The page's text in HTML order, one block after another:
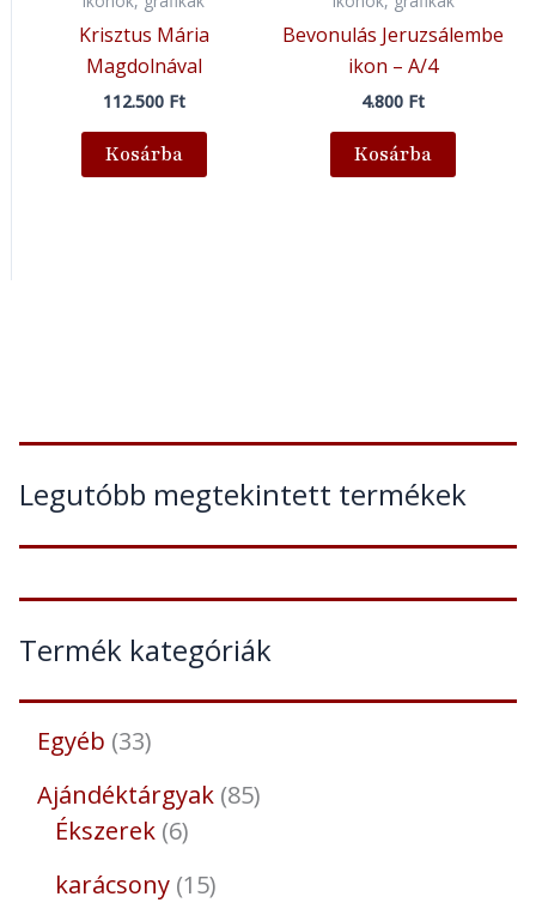
Legutóbb megtekintett termékek
Termék kategóriák
Egyéb 33
Ajándéktárgyak 85
Ékszerek 6
karácsony 15
Krisztus Mária
Magdolnával
112.500 Ft
Kosárba
Bevonulás Jeruzsálembe
ikon – A/4
4.800 Ft
Kosárba